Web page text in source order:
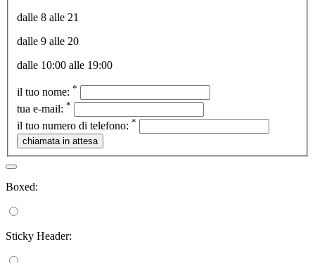
dalle 8 alle 21
dalle 9 alle 20
dalle 10:00 alle 19:00
il tuo nome: *
tua e-mail: *
il tuo numero di telefono: *
Boxed:
Sticky Header: